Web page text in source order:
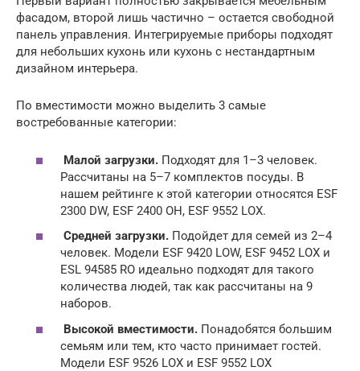
фасадом, второй лишь частично – остается свободной
панель управления. Интегрируемые приборы подходят
для небольших кухонь или кухонь с нестандартным
дизайном интерьера.
По вместимости можно выделить 3 самые
востребованные категории:
Малой загрузки. Подходят для 1–3 человек.
Рассчитаны на 5–7 комплектов посуды. В
нашем рейтинге к этой категории относятся ESF
2300 DW, ESF 2400 OH, ESF 9552 LOX.
Средней загрузки. Подойдет для семей из 2–4
человек. Модели ESF 9420 LOW, ESF 9452 LOX и
ESL 94585 RO идеально подходят для такого
количества людей, так как рассчитаны на 9
наборов.
Высокой вместимости. Понадобятся большим
семьям или тем, кто часто принимает гостей.
Модели ESF 9526 LOX и ESF 9552 LOX